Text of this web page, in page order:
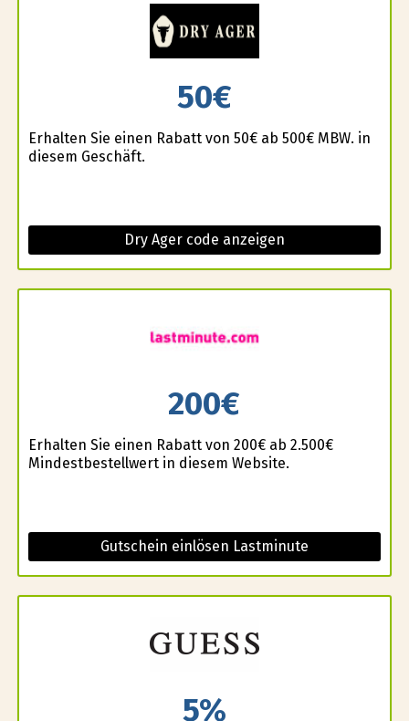
50€
Erhalten Sie einen Rabatt von 50€ ab 500€ MBW. in
diesem Geschäft.
Dry Ager code anzeigen
200€
Erhalten Sie einen Rabatt von 200€ ab 2.500€
Mindestbestellwert in diesem Website.
Gutschein einlösen Lastminute
5%